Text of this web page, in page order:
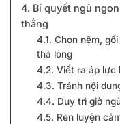
4. Bí quyết ngủ
thẳng
4.1. Chọn nệm,
thả lỏng
4.2. Viết ra áp lực
4.3. Tránh nội
4.4. Duy trì giờ
4.5. Rèn luyện